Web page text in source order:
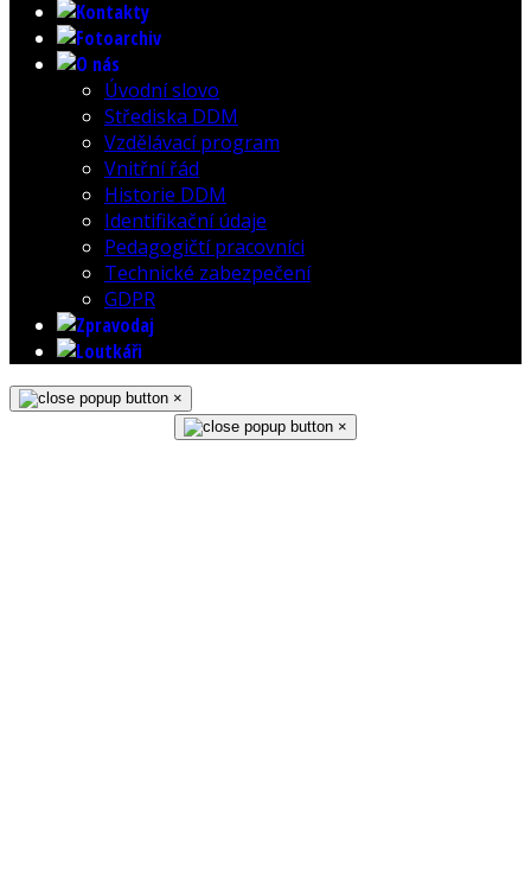
Úvodní slovo
Střediska DDM
Vzdělávací program
Vnitřní řád
Historie DDM
Identifikační údaje
Pedagogičtí pracovníci
Technické zabezpečení
GDPR
×
×